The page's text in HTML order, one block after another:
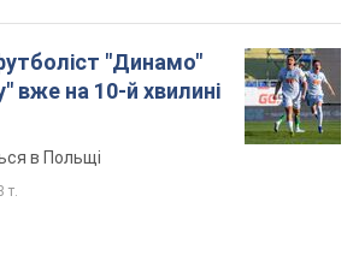
"Динамо"
вже на 10-й хвилині
в Польщі
т.